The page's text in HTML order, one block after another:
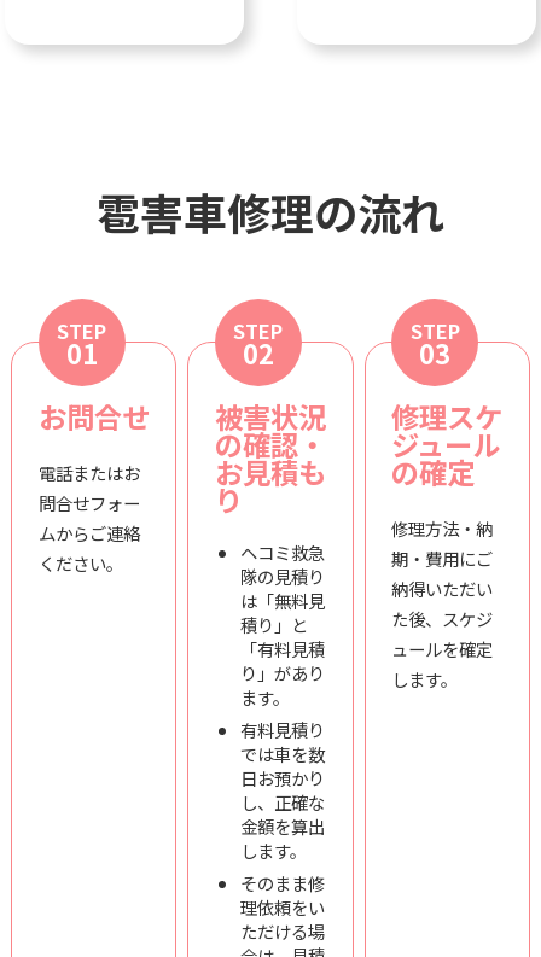
雹害車修理の流れ
STEP
01
お問合せ
電話またはお
問合せフォー
ムからご連絡
ください。
STEP
02
被害状況
の確認・
お見積も
り
ヘコミ救急
隊の見積り
は「無料見
積り」と
「有料見積
り」があり
ます。
有料見積り
では車を数
日お預かり
し、正確な
金額を算出
します。
そのまま修
理依頼をい
ただける場
STEP
03
修理スケ
ジュール
の確定
修理方法・納
期・費用にご
納得いただい
た後、スケジ
ュールを確定
します。